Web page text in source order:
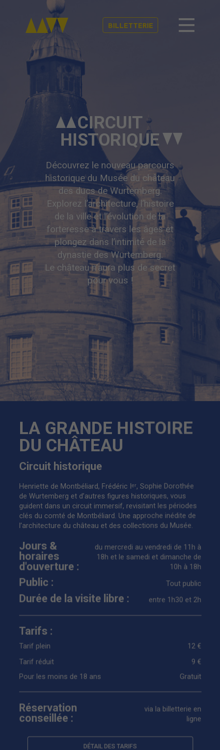
BILLETTERIE
CIRCUIT
HISTORIQUE
Découvrez le nouveau parcours
historique du Musée du château
des ducs de Wurtemberg.
Explorez l’architecture, l’histoire
de la ville et l’évolution de la
forteresse à travers les âges et
plongez dans l’intimité de la
dynastie des Wurtemberg.
Le château n’aura plus de secret
pour vous !
LA GRANDE HISTOIRE
DU CHÂTEAU
Circuit historique
Henriette de Montbéliard, Frédéric Iᵉʳ, Sophie Dorothée
de Wurtemberg et d’autres figures historiques, vous
guident dans un circuit immersif, revisitant les périodes
clés du comté de Montbéliard. Une approche inédite de
l’architecture du château et des collections du Musée.
Jours &
horaires
d'ouverture :
du mercredi au vendredi de 11h à
18h et le samedi et dimanche de
10h à 18h
Public : Tout public
Durée de la visite libre : entre 1h30 et 2h
Tarifs :
Tarif plein 12 €
Tarif réduit 9 €
Pour les moins de 18 ans Gratuit
Réservation
conseillée :
via la billetterie en
ligne
DÉTAIL DES TARIFS